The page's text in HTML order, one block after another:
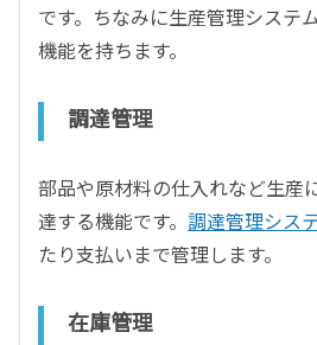
です。ちなみに生産管理システ
機能を持ちます。
調達管理
部品や原材料の仕入れなど生産
達する機能です。 調達管理シス
たり支払いまで管理します。
在庫管理